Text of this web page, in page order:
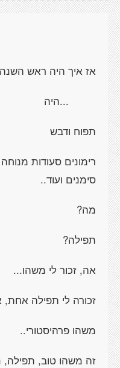
אז איך היה ראש
...היה
תפוח ודבש
רימונים סעודות
סימנים ועוד..
מה?
תפילה?
אה, זכור לי משהו...
זכורה לי תפילה אחת,
משהו פרהיסטורי..
זה משהו טוב, תפילה,